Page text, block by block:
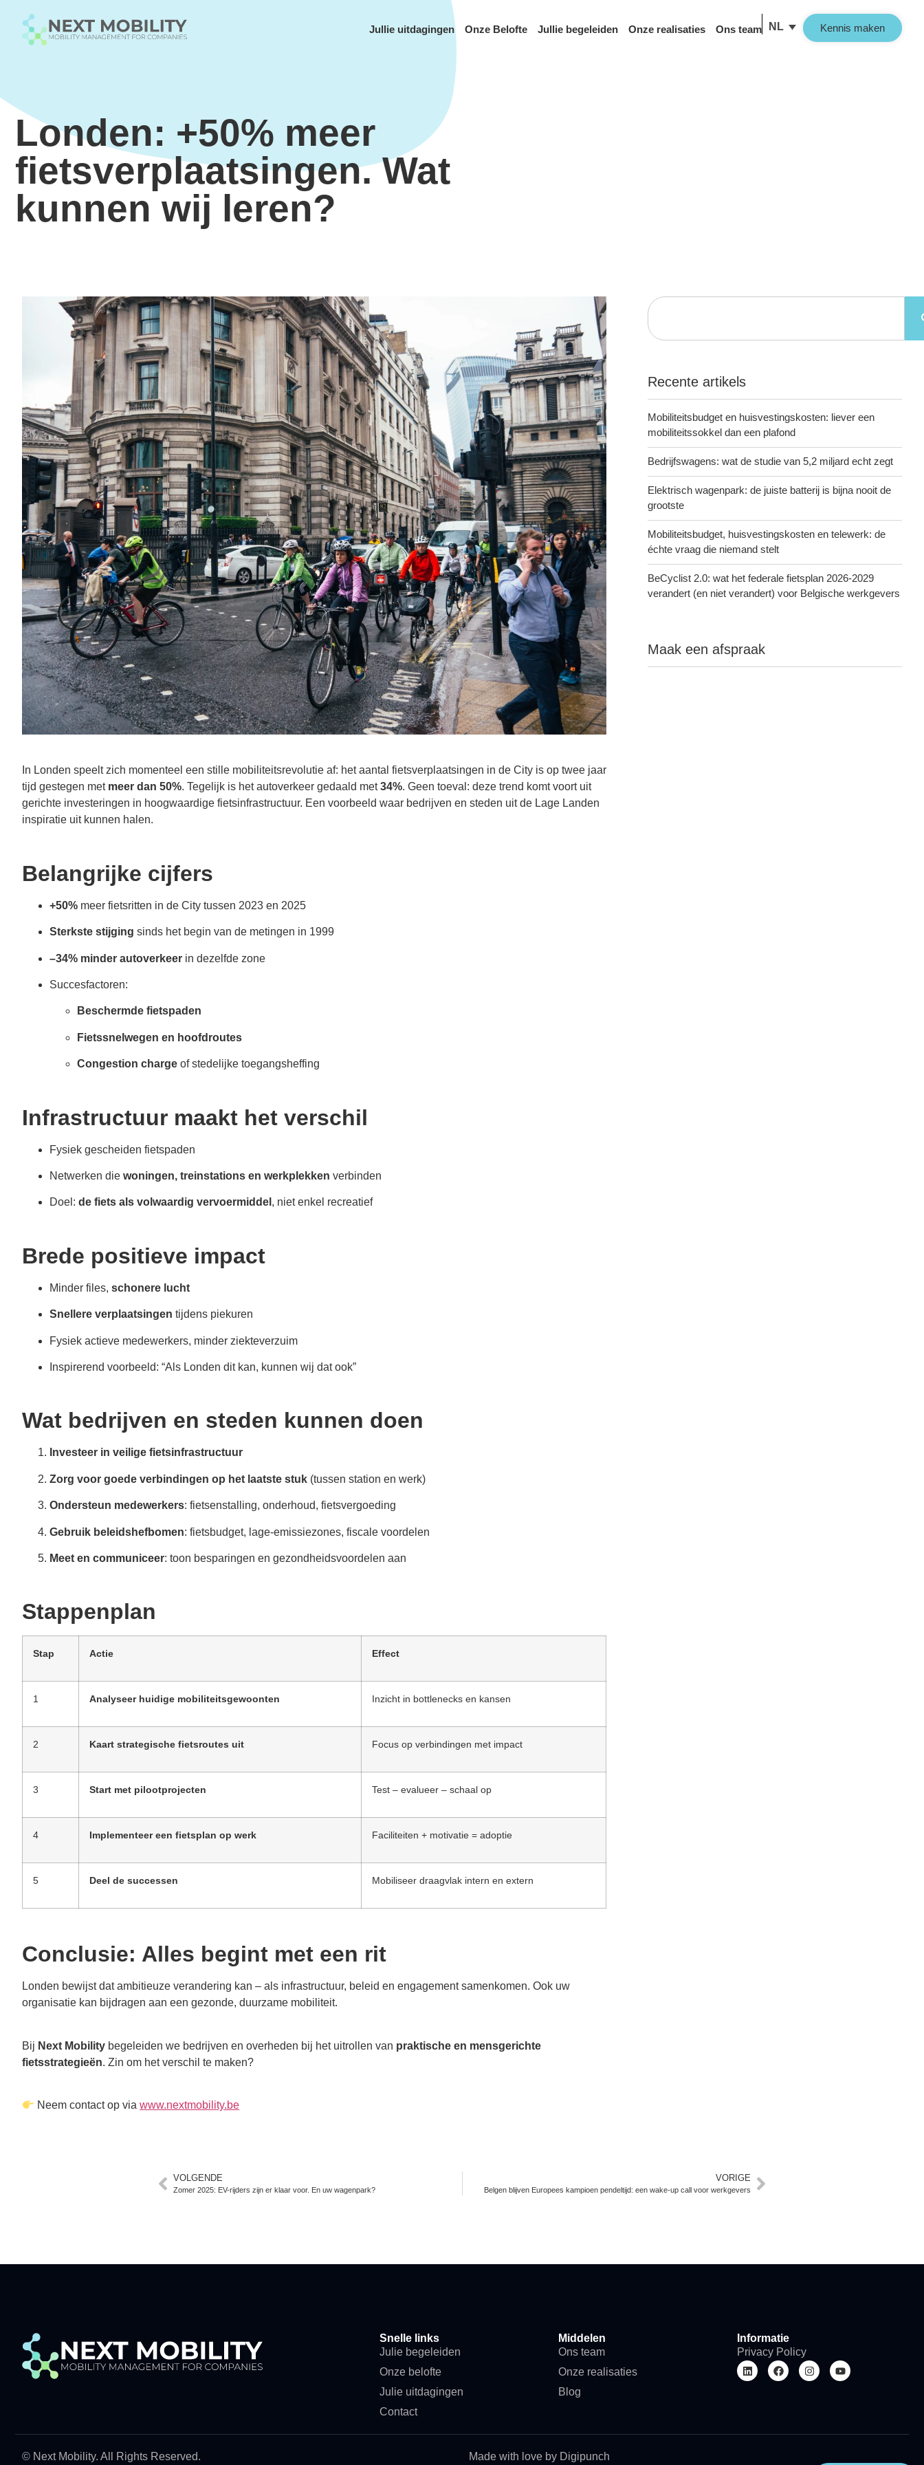
Kennis maken
NL
Jullie uitdagingen Onze Belofte Jullie begeleiden Onze realisaties Ons team
Londen: +50% meer
fietsverplaatsingen. Wat
kunnen wij leren?
In Londen speelt zich momenteel een stille mobiliteitsrevolutie af: het aantal fietsverplaatsingen in de City is op twee jaar
tijd gestegen met meer dan 50%. Tegelijk is het autoverkeer gedaald met34%. Geen toeval: deze trend komt voort uit
gerichte investeringen in hoogwaardige fietsinfrastructuur. Een voorbeeld waar bedrijven en steden uit de Lage Landen
inspiratie uit kunnen halen.
Belangrijke cijfers
+50% meer fietsritten in de City tussen 2023 en 2025
Sterkste stijging sinds het begin van de metingen in 1999
–34% minder autoverkeer in dezelfde zone
Succesfactoren:
Beschermde fietspaden
Fietssnelwegen en hoofdroutes
Congestion charge of stedelijke toegangsheffing
Infrastructuur maakt het verschil
Fysiek gescheiden fietspaden
Netwerken die woningen, treinstations en werkplekken verbinden
Doel: de fiets als volwaardig vervoermiddel , niet enkel recreatief
Brede positieve impact
Minder files, schonere lucht
Snellere verplaatsingen tijdens piekuren
Fysiek actieve medewerkers, minder ziekteverzuim
Inspirerend voorbeeld: “Als Londen dit kan, kunnen wij dat ook”
Wat bedrijven en steden kunnen doen
Investeer in veilige fietsinfrastructuur
Zorg voor goede verbindingen op het laatste stuk (tussen station en werk)
Ondersteun medewerkers: fietsenstalling, onderhoud, fietsvergoeding
Gebruik beleidshefbomen: fietsbudget, lage-emissiezones, fiscale voordelen
Meet en communiceer: toon besparingen en gezondheidsvoordelen aan
Stappenplan
Stap Actie Effect
1 Analyseer huidige mobiliteitsgewoonten Inzicht in bottlenecks en kansen
2 Kaart strategische fietsroutes uit Focus op verbindingen met impact
3 Start met pilootprojecten Test – evalueer – schaal op
4 Implementeer een fietsplan op werk Faciliteiten + motivatie = adoptie
5 Deel de successen Mobiliseer draagvlak intern en extern
Conclusie: Alles begint met een rit
Londen bewijst dat ambitieuze verandering kan – als infrastructuur, beleid en engagement samenkomen. Ook uw
organisatie kan bijdragen aan een gezonde, duurzame mobiliteit.
Bij Next Mobility begeleiden we bedrijven en overheden bij het uitrollen van praktische en mensgerichte
fietsstrategieën. Zin om het verschil te maken?
Neem contact op viawww.nextmobility.be
Recente artikels
Mobiliteitsbudget en huisvestingskosten: liever een
mobiliteitssokkel dan een plafond
Bedrijfswagens: wat de studie van 5,2 miljard echt zegt
Elektrisch wagenpark: de juiste batterij is bijna nooit de
grootste
Mobiliteitsbudget, huisvestingskosten en telewerk: de
échte vraag die niemand stelt
BeCyclist 2.0: wat het federale fietsplan 2026-2029
verandert (en niet verandert) voor Belgische werkgevers
Maak een afspraak
VOLGENDE
Zomer 2025: EV-rijders zijn er klaar voor. En uw wagenpark?
VORIGE
Belgen blijven Europees kampioen pendeltijd: een wake-up call voor werkgevers
Snelle links
Julie begeleiden
Onze belofte
Julie uitdagingen
Contact
Middelen
Ons team
Onze realisaties
Blog
Informatie
Privacy Policy
© Next Mobility. All Rights Reserved. Made with love by Digipunch